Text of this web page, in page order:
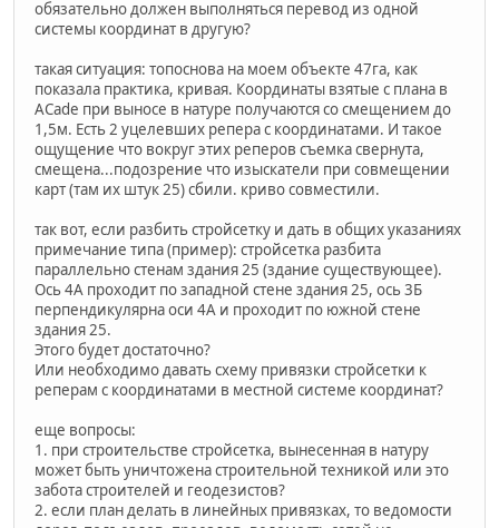
обязательно должен выполняться перевод из одной
системы координат в другую?
такая ситуация: топоснова на моем объекте 47га, как
показала практика, кривая. Координаты взятые с плана в
ACadе при выносе в натуре получаются со смещением до
1,5м. Есть 2 уцелевших репера с координатами. И такое
ощущение что вокруг этих реперов съемка свернута,
смещена...подозрение что изыскатели при совмещении
карт (там их штук 25) сбили. криво совместили.
так вот, если разбить стройсетку и дать в общих указаниях
примечание типа (пример): стройсетка разбита
параллельно стенам здания 25 (здание существующее).
Ось 4А проходит по западной стене здания 25, ось 3Б
перпендикулярна оси 4А и проходит по южной стене
здания 25.
Этого будет достаточно?
Или необходимо давать схему привязки стройсетки к
реперам с координатами в местной системе координат?
еще вопросы:
1. при строительстве стройсетка, вынесенная в натуру
может быть уничтожена строительной техникой или это
забота строителей и геодезистов?
2. если план делать в линейных привязках, то ведомости